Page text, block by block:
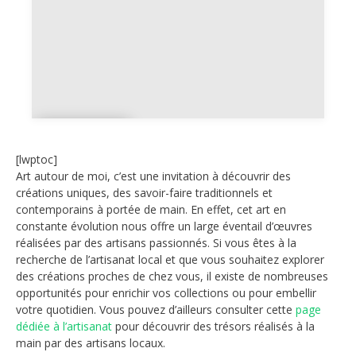
[lwptoc]
Art autour de moi, c’est une invitation à découvrir des
créations uniques, des savoir-faire traditionnels et
contemporains à portée de main. En effet, cet art en
constante évolution nous offre un large éventail d’œuvres
réalisées par des artisans passionnés. Si vous êtes à la
recherche de l’artisanat local et que vous souhaitez explorer
des créations proches de chez vous, il existe de nombreuses
opportunités pour enrichir vos collections ou pour embellir
votre quotidien. Vous pouvez d’ailleurs consulter cette page
dédiée à l’artisanat pour découvrir des trésors réalisés à la
main par des artisans locaux.